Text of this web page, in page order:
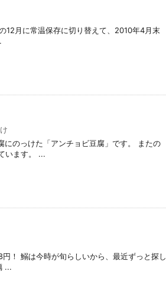
12月に常温保存に切り替えて、2010年4月末
のっけた「アンチョビ豆腐」です。 またの
います。 ...
！ 鰯は今時が旬らしいから、最近ずっと探し
...